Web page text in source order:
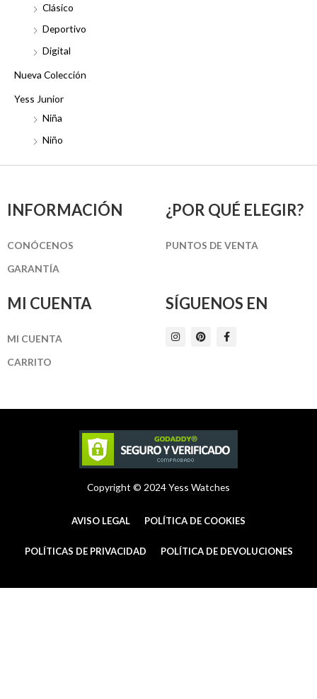
Clásico
Deportivo
Digital
Nueva Colección
Yess Junior
Niña
Niño
INFORMACIÓN
CONÓCENOS
GARANTÍA
¿POR QUÉ ELEGIR?
PUNTOS DE VENTA
MI CUENTA
MI CUENTA
CARRITO
SÍGUENOS EN
I
n
m
P
i
t
F
a
-
Copyright © 2024 Yess Watches
AVISO LEGAL POLÍTICA DE COOKIES
POLÍTICAS DE PRIVACIDAD POLÍTICA DE DEVOLUCIONES